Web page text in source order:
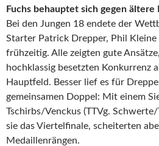
Fuchs behauptet sich gegen ältere
Bei den Jungen 18 endete der
Starter Patrick Drepper, Phil Kleine
frühzeitig. Alle zeigten gute
hochklassig besetzten Konkurrenz
Hauptfeld. Besser lief es für
gemeinsamen Doppel: Mit einem
Tschirbs/Venckus (TTVg.
sie das Viertelfinale, scheiterten
Medaillenrängen.